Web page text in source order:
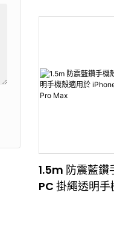
Pro Max
1.5m 防震藍鑽
PC 掛繩透明